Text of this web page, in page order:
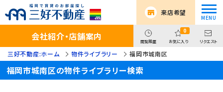
来店希望
会社紹介・店舗案内 閲覧履歴
0
お気に入り リクエスト
三好不動産:ホーム 物件ライブラリー 福岡市城南区
福岡市城南区の物件ライブラリー検索